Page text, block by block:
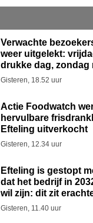
Verwachte
weer uitgelekt:
drukke dag, zondag
Gisteren, 18.52 uur
Actie Foodwatch
hervulbare
Efteling uitverkocht
Gisteren, 12.34 uur
Efteling is gestopt
dat het bedrijf in
wil zijn: dit zit
Gisteren, 11.40 uur